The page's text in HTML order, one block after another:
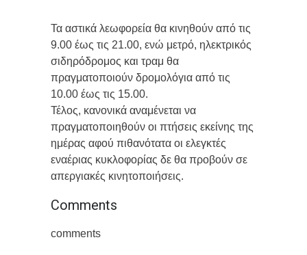
Τα αστικά λεωφορεία θα κινηθούν από τις
9.00 έως τις 21.00, ενώ μετρό, ηλεκτρικός
σιδηρόδρομος και τραμ θα
πραγματοποιούν δρομολόγια από τις
10.00 έως τις 15.00.
Τέλος, κανονικά αναμένεται να
πραγματοποιηθούν οι πτήσεις εκείνης της
ημέρας αφού πιθανότατα οι ελεγκτές
εναέριας κυκλοφορίας δε θα προβούν σε
απεργιακές κινητοποιήσεις.
Comments
comments